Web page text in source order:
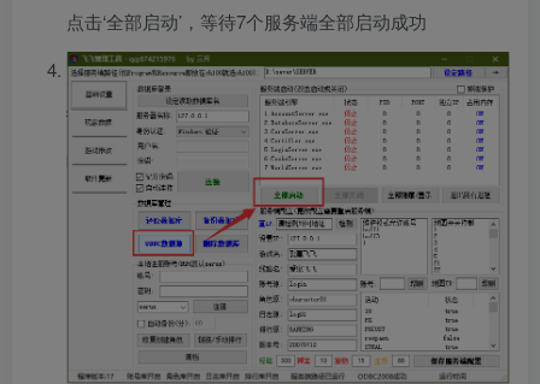
点击‘全部启动’，等待7个服务端全部启动成功